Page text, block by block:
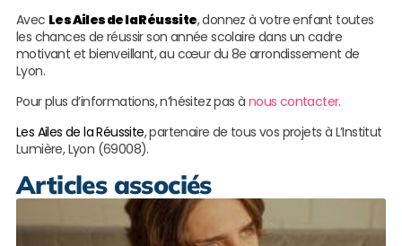
Avec Les Ailes de la Réussite, donnez à votre enfant toutes
les chances de réussir son année scolaire dans un cadre
motivant et bienveillant, au cœur du 8e arrondissement de
Lyon.
Pour plus d’informations, n’hésitez pas à nous contacter.
Les Ailes de la Réussite, partenaire de tous vos projets à L’Institut
Lumière, Lyon (69008).
Articles associés